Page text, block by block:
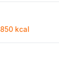
850 kcal